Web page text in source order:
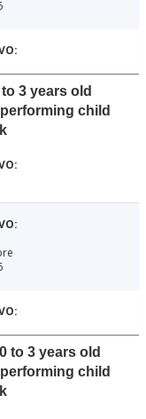
3 years old
child
to 3 years old
child